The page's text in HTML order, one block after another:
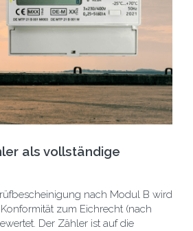
als vollständige
nach Modul B wird
zum Eichrecht (nach
Der Zähler ist auf die